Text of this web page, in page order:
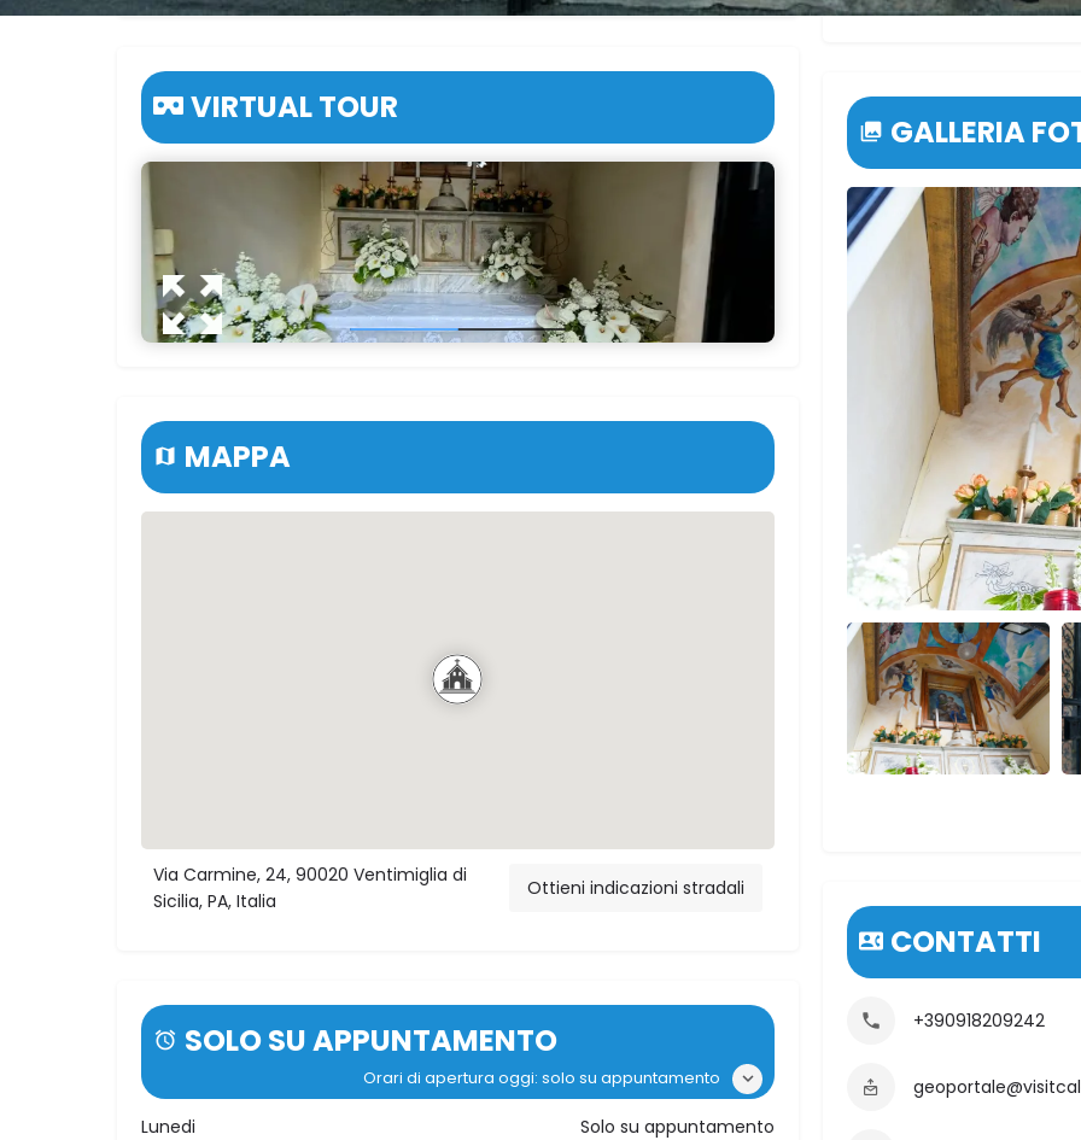
VIRTUAL TOUR
MAPPA
Via Carmine, 24, 90020 Ventimiglia di
Sicilia, PA, Italia
Ottieni indicazioni stradali
SOLO SU APPUNTAMENTO
Orari di apertura oggi: solo su appuntamento
Lunedi Solo su appuntamento
GALLERIA
CONTATTI
+390918209242